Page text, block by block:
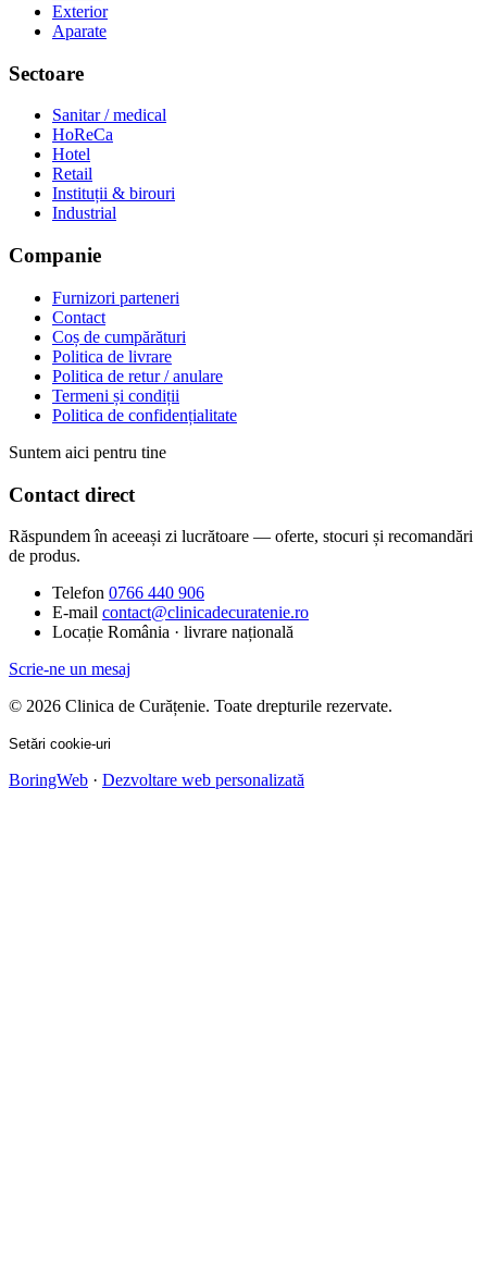
Exterior
Aparate
Sectoare
Sanitar / medical
HoReCa
Hotel
Retail
Instituții & birouri
Industrial
Companie
Furnizori parteneri
Contact
Coș de cumpărături
Politica de livrare
Politica de retur / anulare
Termeni și condiții
Politica de confidențialitate
Suntem aici pentru tine
Contact direct
Răspundem în aceeași zi lucrătoare — oferte, stocuri și recomandări
de produs.
Telefon 0766 440 906
E-mail contact@clinicadecuratenie.ro
Locație România · livrare națională
Scrie-ne un mesaj
© 2026 Clinica de Curățenie. Toate drepturile rezervate.
Setări cookie-uri
BoringWeb · Dezvoltare web personalizată